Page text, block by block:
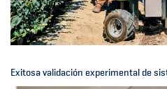
Exitosa validación experimental de